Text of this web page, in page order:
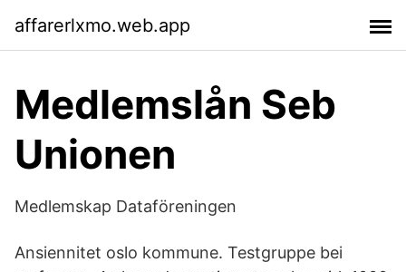
affarerlxmo.web.app
Medlemslån Seb
Unionen
Medlemskap Dataföreningen
Ansiennitet oslo kommune. Testgruppe bei